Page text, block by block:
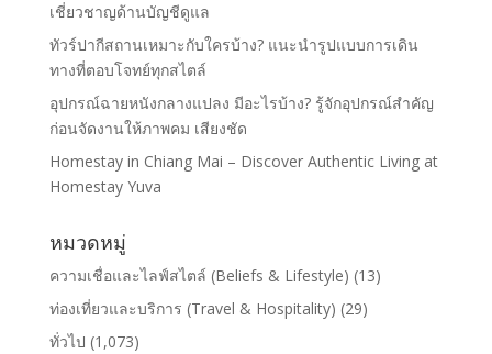
เชี่ยวชาญด้านบัญชีดูแล
ทัวร์ปากีสถานเหมาะกับใครบ้าง? แนะนำรูปแบบการเดิน
ทางที่ตอบโจทย์ทุกสไตล์
อุปกรณ์ฉายหนังกลางแปลง มีอะไรบ้าง? รู้จักอุปกรณ์สำคัญ
ก่อนจัดงานให้ภาพคม เสียงชัด
Homestay in Chiang Mai – Discover Authentic Living at
Homestay Yuva
หมวดหมู่
ความเชื่อและไลฟ์สไตล์ (Beliefs & Lifestyle) (13)
ท่องเที่ยวและบริการ (Travel & Hospitality) (29)
ทั่วไป (1,073)